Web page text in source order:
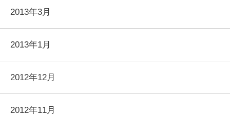
2013年3月
2013年1月
2012年12月
2012年11月